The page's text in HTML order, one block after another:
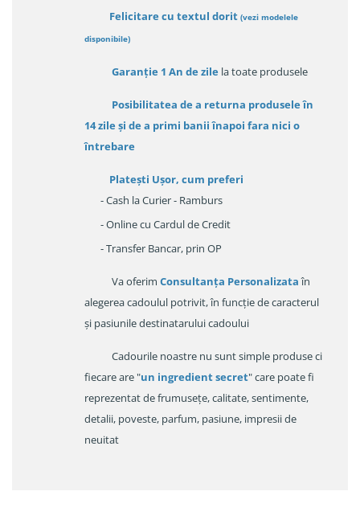
Felicitare cu textul dorit (vezi modelele
disponibile)
Garanție 1 An de zile la toate produsele
Posibilitatea de a returna produsele în
14 zileși de a primi banii înapoi fara nici o
întrebare
Platești Ușor, cum preferi
- Cash la Curier - Ramburs
- Online cu Cardul de Credit
- Transfer Bancar, prin OP
Va oferim Consultanța Personalizataîn
alegerea cadoulul potrivit, în funcție de caracterul
și pasiunile destinatarului cadoului
Cadourile noastre nu sunt simple produse ci
fiecare are "un ingredient secret" care poate fi
reprezentat de frumusețe, calitate, sentimente,
detalii, poveste, parfum, pasiune, impresii de
neuitat